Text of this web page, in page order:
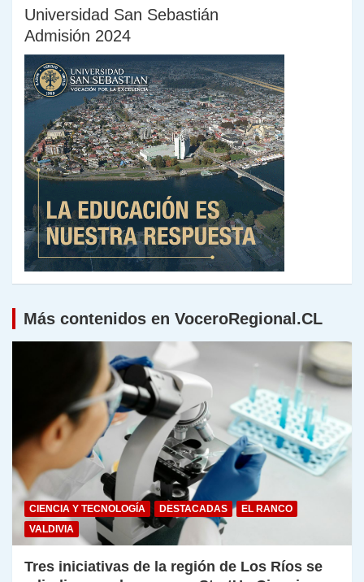
Universidad San Sebastián
Admisión 2024
Más contenidos en VoceroRegional.CL
CIENCIA Y TECNOLOGÍA DESTACADAS
EL RANCO
VALDIVIA
Tres iniciativas de la región de Los Ríos se